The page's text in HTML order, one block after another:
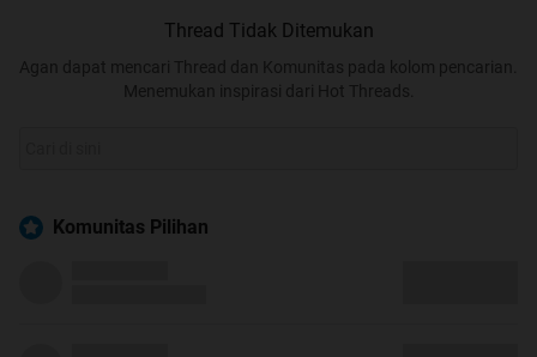
Thread Tidak Ditemukan
Agan dapat mencari Thread dan Komunitas pada kolom pencarian.
Menemukan inspirasi dari Hot Threads.
Komunitas Pilihan